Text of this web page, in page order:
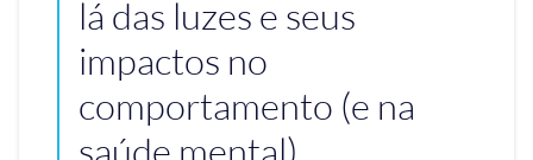
lá das luzes e seus
impactos no
comportamento (e na
saúde mental)